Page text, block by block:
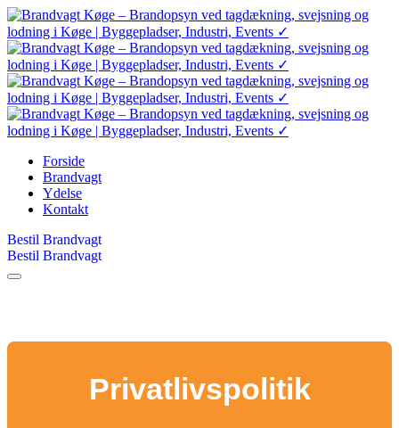
Forside
Brandvagt
Ydelse
Kontakt
Bestil Brandvagt
Bestil Brandvagt
Privatlivspolitik